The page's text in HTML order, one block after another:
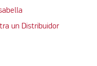
un Distribuidor